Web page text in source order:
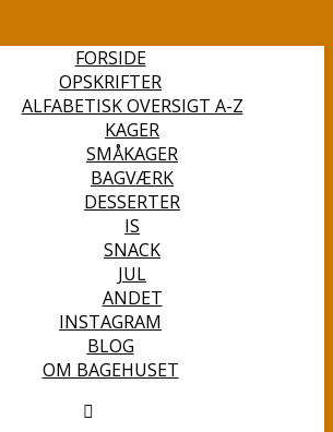
FORSIDE
OPSKRIFTER
ALFABETISK OVERSIGT A-Z
KAGER
SMÅKAGER
BAGVÆRK
DESSERTER
IS
SNACK
JUL
ANDET
INSTAGRAM
BLOG
OM BAGEHUSET